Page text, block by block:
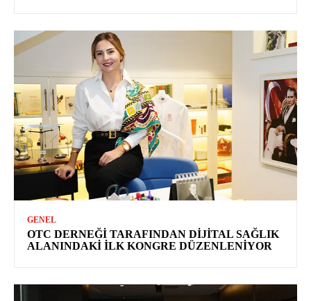
GENEL
OTC DERNEĞI TARAFINDAN DIJITAL SAĞLIK
ALANINDAKI İLK KONGRE DÜZENLENIYOR